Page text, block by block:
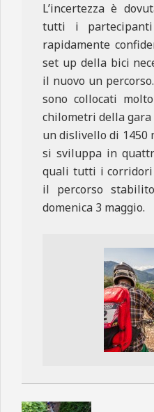
L’incertezza è
tutti i partecipanti
rapidamente
set up della bici
il nuovo un
sono collocati
chilometri della
un dislivello di 1450
si sviluppa in
quali tutti i corridori
il percorso
domenica 3 maggio.
2015-
04-